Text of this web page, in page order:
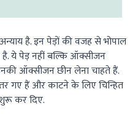
है. इन पेड़ों की वजह से भोपाल
ये पेड़ नहीं बल्कि ऑक्सीजन
ऑक्सीजन छीन लेना चाहते हैं.
गए हैं और काटने के लिए चिन्हित
कर दिए.